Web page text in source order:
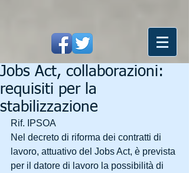
Jobs Act, collaborazioni:
requisiti per la
stabilizzazione
Rif. IPSOA
Nel decreto di riforma dei contratti di
lavoro, attuativo del Jobs Act, è prevista
per il datore di lavoro la possibilità di